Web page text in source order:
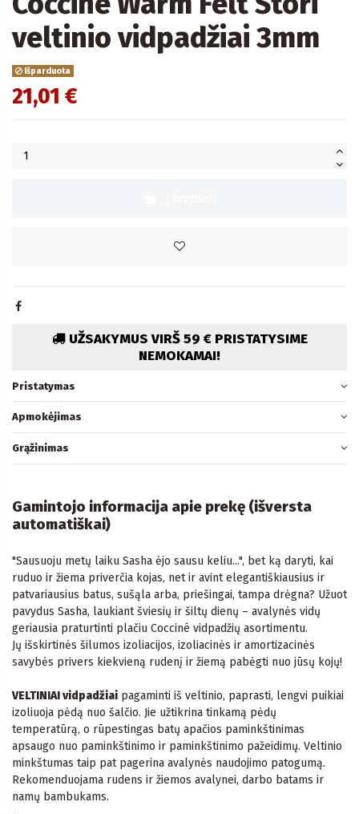
veltinio vidpadžiai 3mm
Išparduota
21,01 €
UŽSAKYMUS VIRŠ 59 € PRISTATYSIME
NEMOKAMAI!
Pristatymas
Apmokėjimas
Grąžinimas
Gamintojo informacija apie prekę (išversta
automatiškai)
"Sausuoju metų laiku Sasha ėjo sausu keliu...", bet ką daryti, kai
ruduo ir žiema priverčia kojas, net ir avint elegantiškiausius ir
patvariausius batus, sušąla arba, priešingai, tampa drėgna? Užuot
pavydus Sasha, laukiant šviesių ir šiltų dienų – avalynės vidų
geriausia praturtinti plačiu Cocciné vidpadžių asortimentu.
Jų išskirtinės šilumos izoliacijos, izoliacinės ir amortizacinės
savybės privers kiekvieną rudenį ir žiemą pabėgti nuo jūsų kojų!
VELTINIAI vidpadžiai pagaminti iš veltinio, paprasti, lengvi puikiai
izoliuoja pėdą nuo šalčio. Jie užtikrina tinkamą pėdų
temperatūrą, o rūpestingas batų apačios paminkštinimas
apsaugo nuo paminkštinimo ir paminkštinimo pažeidimų. Veltinio
minkštumas taip pat pagerina avalynės naudojimo patogumą.
Rekomenduojama rudens ir žiemos avalynei, darbo batams ir
namų bambukams.